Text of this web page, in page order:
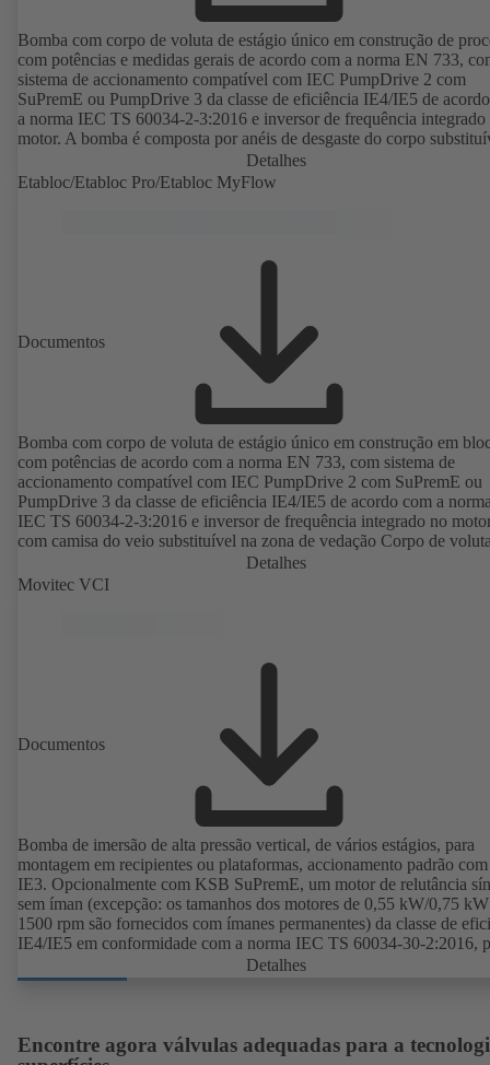
Bomba com corpo de voluta de estágio único em construção de
com potências e medidas gerais de acordo com a norma EN 733,
sistema de accionamento compatível com IEC PumpDrive 2 com
SuPremE ou PumpDrive 3 da classe de eficiência IE4/IE5 de
a norma IEC TS 60034-2-3:2016 e inversor de frequência integrado no
motor. A bomba é composta por anéis de desgaste do corpo
impulsor radial fechado com lâminas espacialmente curvadas,
mecânicos duplos e individuais de acordo com a norma EN 12756,
área da vedação do veio com uma camisa de protecção do veio
separar o corpo da bomba das tubagens. Pontos de fixação em
eficiência das directivas ErP.
Detalhes
Etabloc/Etabloc Pro/Etabloc MyFlow
Documentos
Bomba com corpo de voluta de estágio único em construção em
com potências de acordo com a norma EN 733, com sistema de
accionamento compatível com IEC PumpDrive 2 com SuPremE ou
PumpDrive 3 da classe de eficiência IE4/IE5 de acordo com a
IEC TS 60034-2-3:2016 e inversor de frequência integrado no
com camisa do veio substituível na zona de vedação Corpo de
tampa do corpo com anéis de desgaste do corpo substituíveis.
voluta com pés da bomba fundidos nas versões B, C e S. Pontos de
requisitos de eficiência das directivas ErP.
Detalhes
Movitec VCI
Documentos
Bomba de imersão de alta pressão vertical, de vários estágios, para
montagem em recipientes ou plataformas, accionamento padrão
IE3. Opcionalmente com KSB SuPremE, um motor de relutância
sem íman (excepção: os tamanhos dos motores de 0,55 kW/0,75
1500 rpm são fornecidos com ímanes permanentes) da classe de
IE4/IE5 em conformidade com a norma IEC TS 60034-30-2:2016,
funcionamento no sistema de controlo da rotação de tipo KSB
2 ou KSB PumpDrive 2 Eco sem codificador de posição do rotor.
Detalhes
Encontre agora válvulas adequadas para a